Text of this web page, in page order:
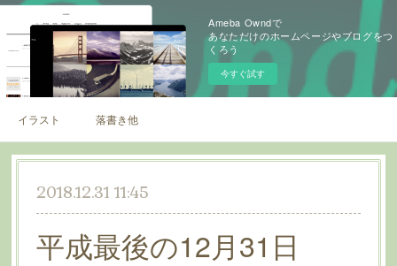
Ameba Owndで
あなただけのホームページやブログをつ
くろう
今すぐ試す
イラスト 落書き他
2018.12.31 11:45
平成最後の12月31日